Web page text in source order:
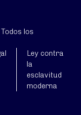
los
Ley contra
la
esclavitud
moderna